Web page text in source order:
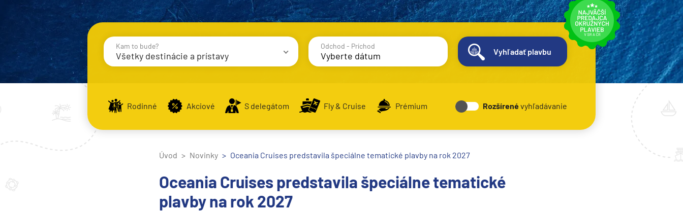
Kam to bude?
Všetky destinácie a prístavy
Stredomorie
Východné Stredomorie
Západné Stredomorie
Odchod - Príchod
Vyhľadať plavbu
Rodinné Akciové S delegátom Fly & Cruise Prémium Rozšírenévyhľadávanie
Úvod Novinky Oceania Cruises predstavila špeciálne tematické plavby na rok 2027
Oceania Cruises predstavila špeciálne tematické
plavby na rok 2027